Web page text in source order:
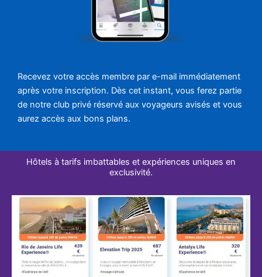
Recevez votre accès membre par e-mail immédiatement
après votre inscription. Dès cet instant, vous ferez partie
de notre club privé réservé aux voyageurs avisés et vous
aurez accès aux bons plans.
Hôtels à tarifs imbattables et expériences uniques en
exclusivité.